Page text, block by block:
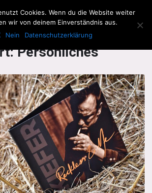
Men
Persönliches
Cookies. Wenn du die Website weiter
wir von deinem Einverständnis aus.
Nein Datenschutzerklärung